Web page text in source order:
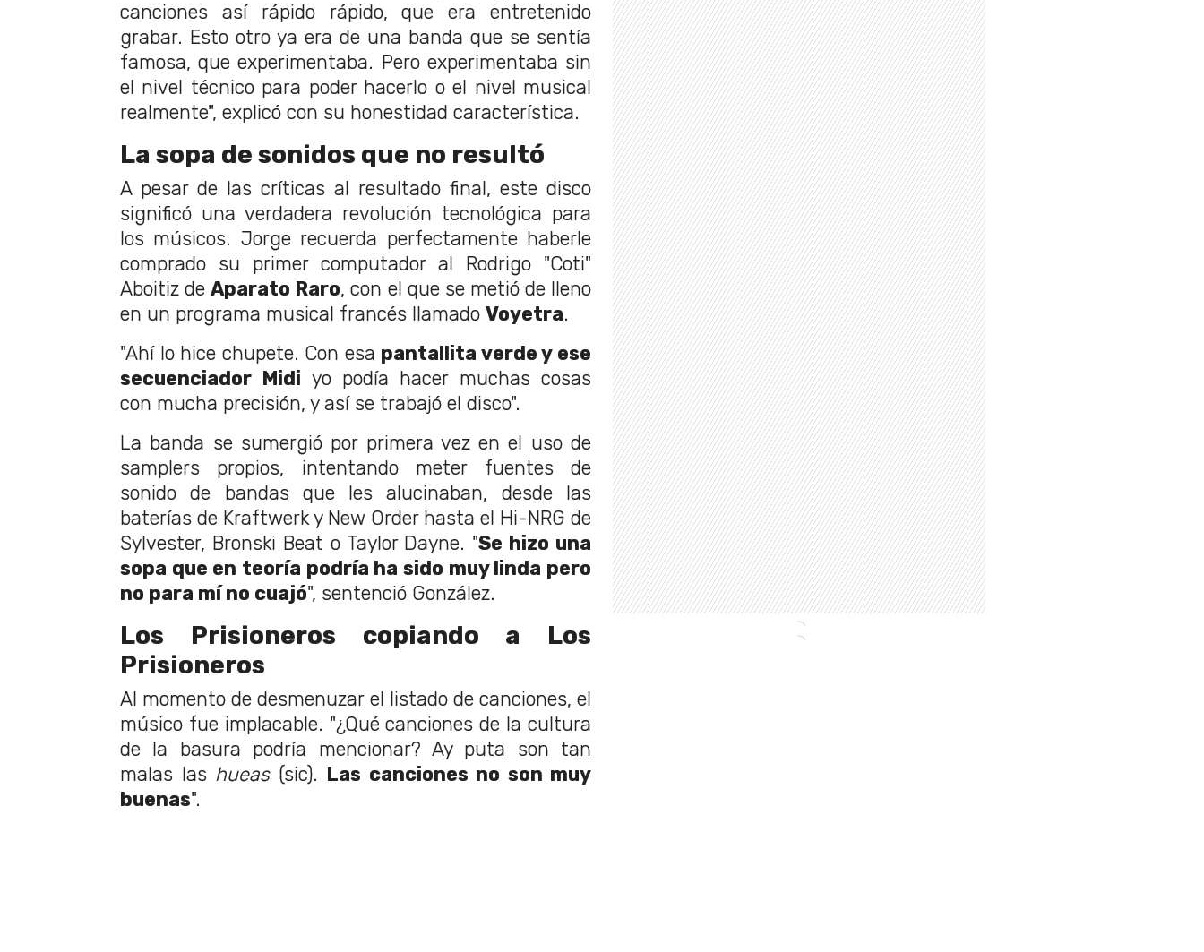
canciones así rápido rápido, que era entretenido
grabar. Esto otro ya era de una banda que se sentía
famosa, que experimentaba. Pero experimentaba sin
el nivel técnico para poder hacerlo o el nivel musical
realmente", explicó con su honestidad característica.
La sopa de sonidos que no resultó
A pesar de las críticas al resultado final, este disco
significó una verdadera revolución tecnológica para
los músicos. Jorge recuerda perfectamente haberle
comprado su primer computador al Rodrigo "Coti"
Aboitiz deAparato Raro, con el que se metió de lleno
en un programa musical francés llamado Voyetra.
"Ahí lo hice chupete. Con esa pantallita verde y ese
secuenciador Midi yo podía hacer muchas cosas
con mucha precisión, y así se trabajó el disco".
La banda se sumergió por primera vez en el uso de
samplers propios, intentando meter fuentes de
sonido de bandas que les alucinaban, desde las
baterías de Kraftwerk y New Order hasta el Hi-NRG de
Sylvester, Bronski Beat o Taylor Dayne. "Se hizo una
sopa que en teoría podría ha sido muy linda pero
no para mí no cuajó", sentenció González.
Los Prisioneros copiando a Los
Prisioneros
Al momento de desmenuzar el listado de canciones, el
músico fue implacable. "¿Qué canciones de la cultura
de la basura podría mencionar? Ay puta son tan
malas las hueas (sic). Las canciones no son muy
buenas".